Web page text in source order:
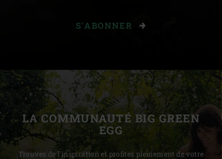
S'ABONNER
LA COMMUNAUTÉ BIG GREEN
EGG
Trouvez de l'inspiration et profitez pleinement de votre